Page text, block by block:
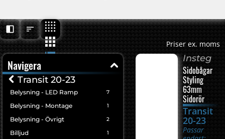
Priser ex. moms
Navigera
Transit 20-23
Belysning - LED Ramp 7
Belysning - Montage 1
Belysning - Övrigt 2
Billjud 1
Insteg
Sidobågar
Styling
63mm
Sidorör
Transit
20-23
Passar